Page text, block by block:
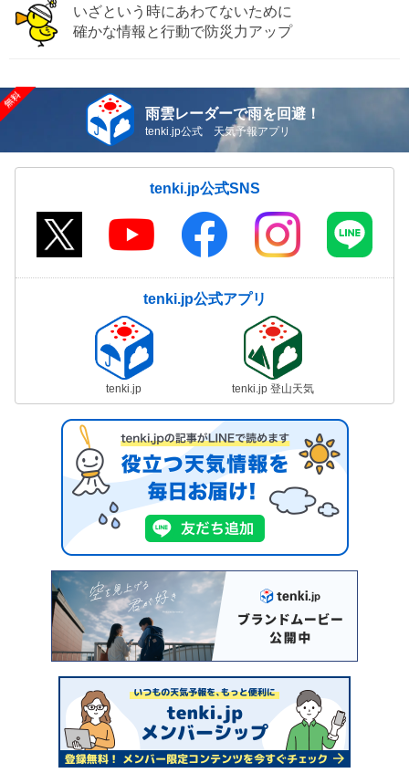
いざという時にあわてないために
確かな情報と行動で防災力アップ
雨雲レーダーで雨を回避！
tenki.jp公式 天気予報アプリ
tenki.jp公式SNS
tenki.jp公式アプリ
tenki.jp tenki.jp 登山天気